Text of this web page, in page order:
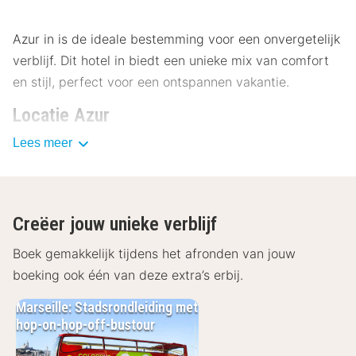
Azur in is de ideale bestemming voor een onvergetelijk
verblijf. Dit hotel in biedt een unieke mix van comfort
en stijl, perfect voor een ontspannen vakantie.
Locatie Azur
Het hotel Azur ligt op een gunstige locatie, dicht bij
Het gebied biedt uitstekende openbaar
vervoersmogelijkheden, waaronder bussen en treinen,
en er is voldoende parkeergelegenheid beschikbaar.
Museum van Moderne Kunst: 200 meter
Historisch Centrum: 500 meter
Botanische Tuin: 800 meter
Lees meer
Creëer jouw unieke verblijf
Boek gemakkelijk tijdens het afronden van jouw
boeking ook één van deze extra’s erbij.
Marseille: Stadsrondleiding met
hop-on-hop-off-bustour